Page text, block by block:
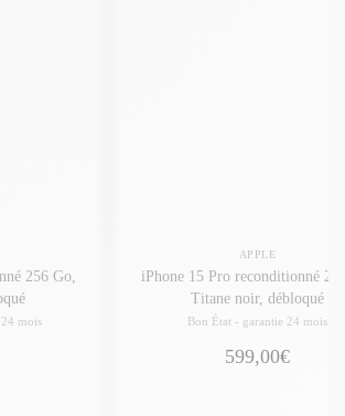
mois
APPLE
iPhone 15 Pro reconditionné 256 Go,
Titane noir, débloqué
Bon État - garantie 24 mois
599,00€